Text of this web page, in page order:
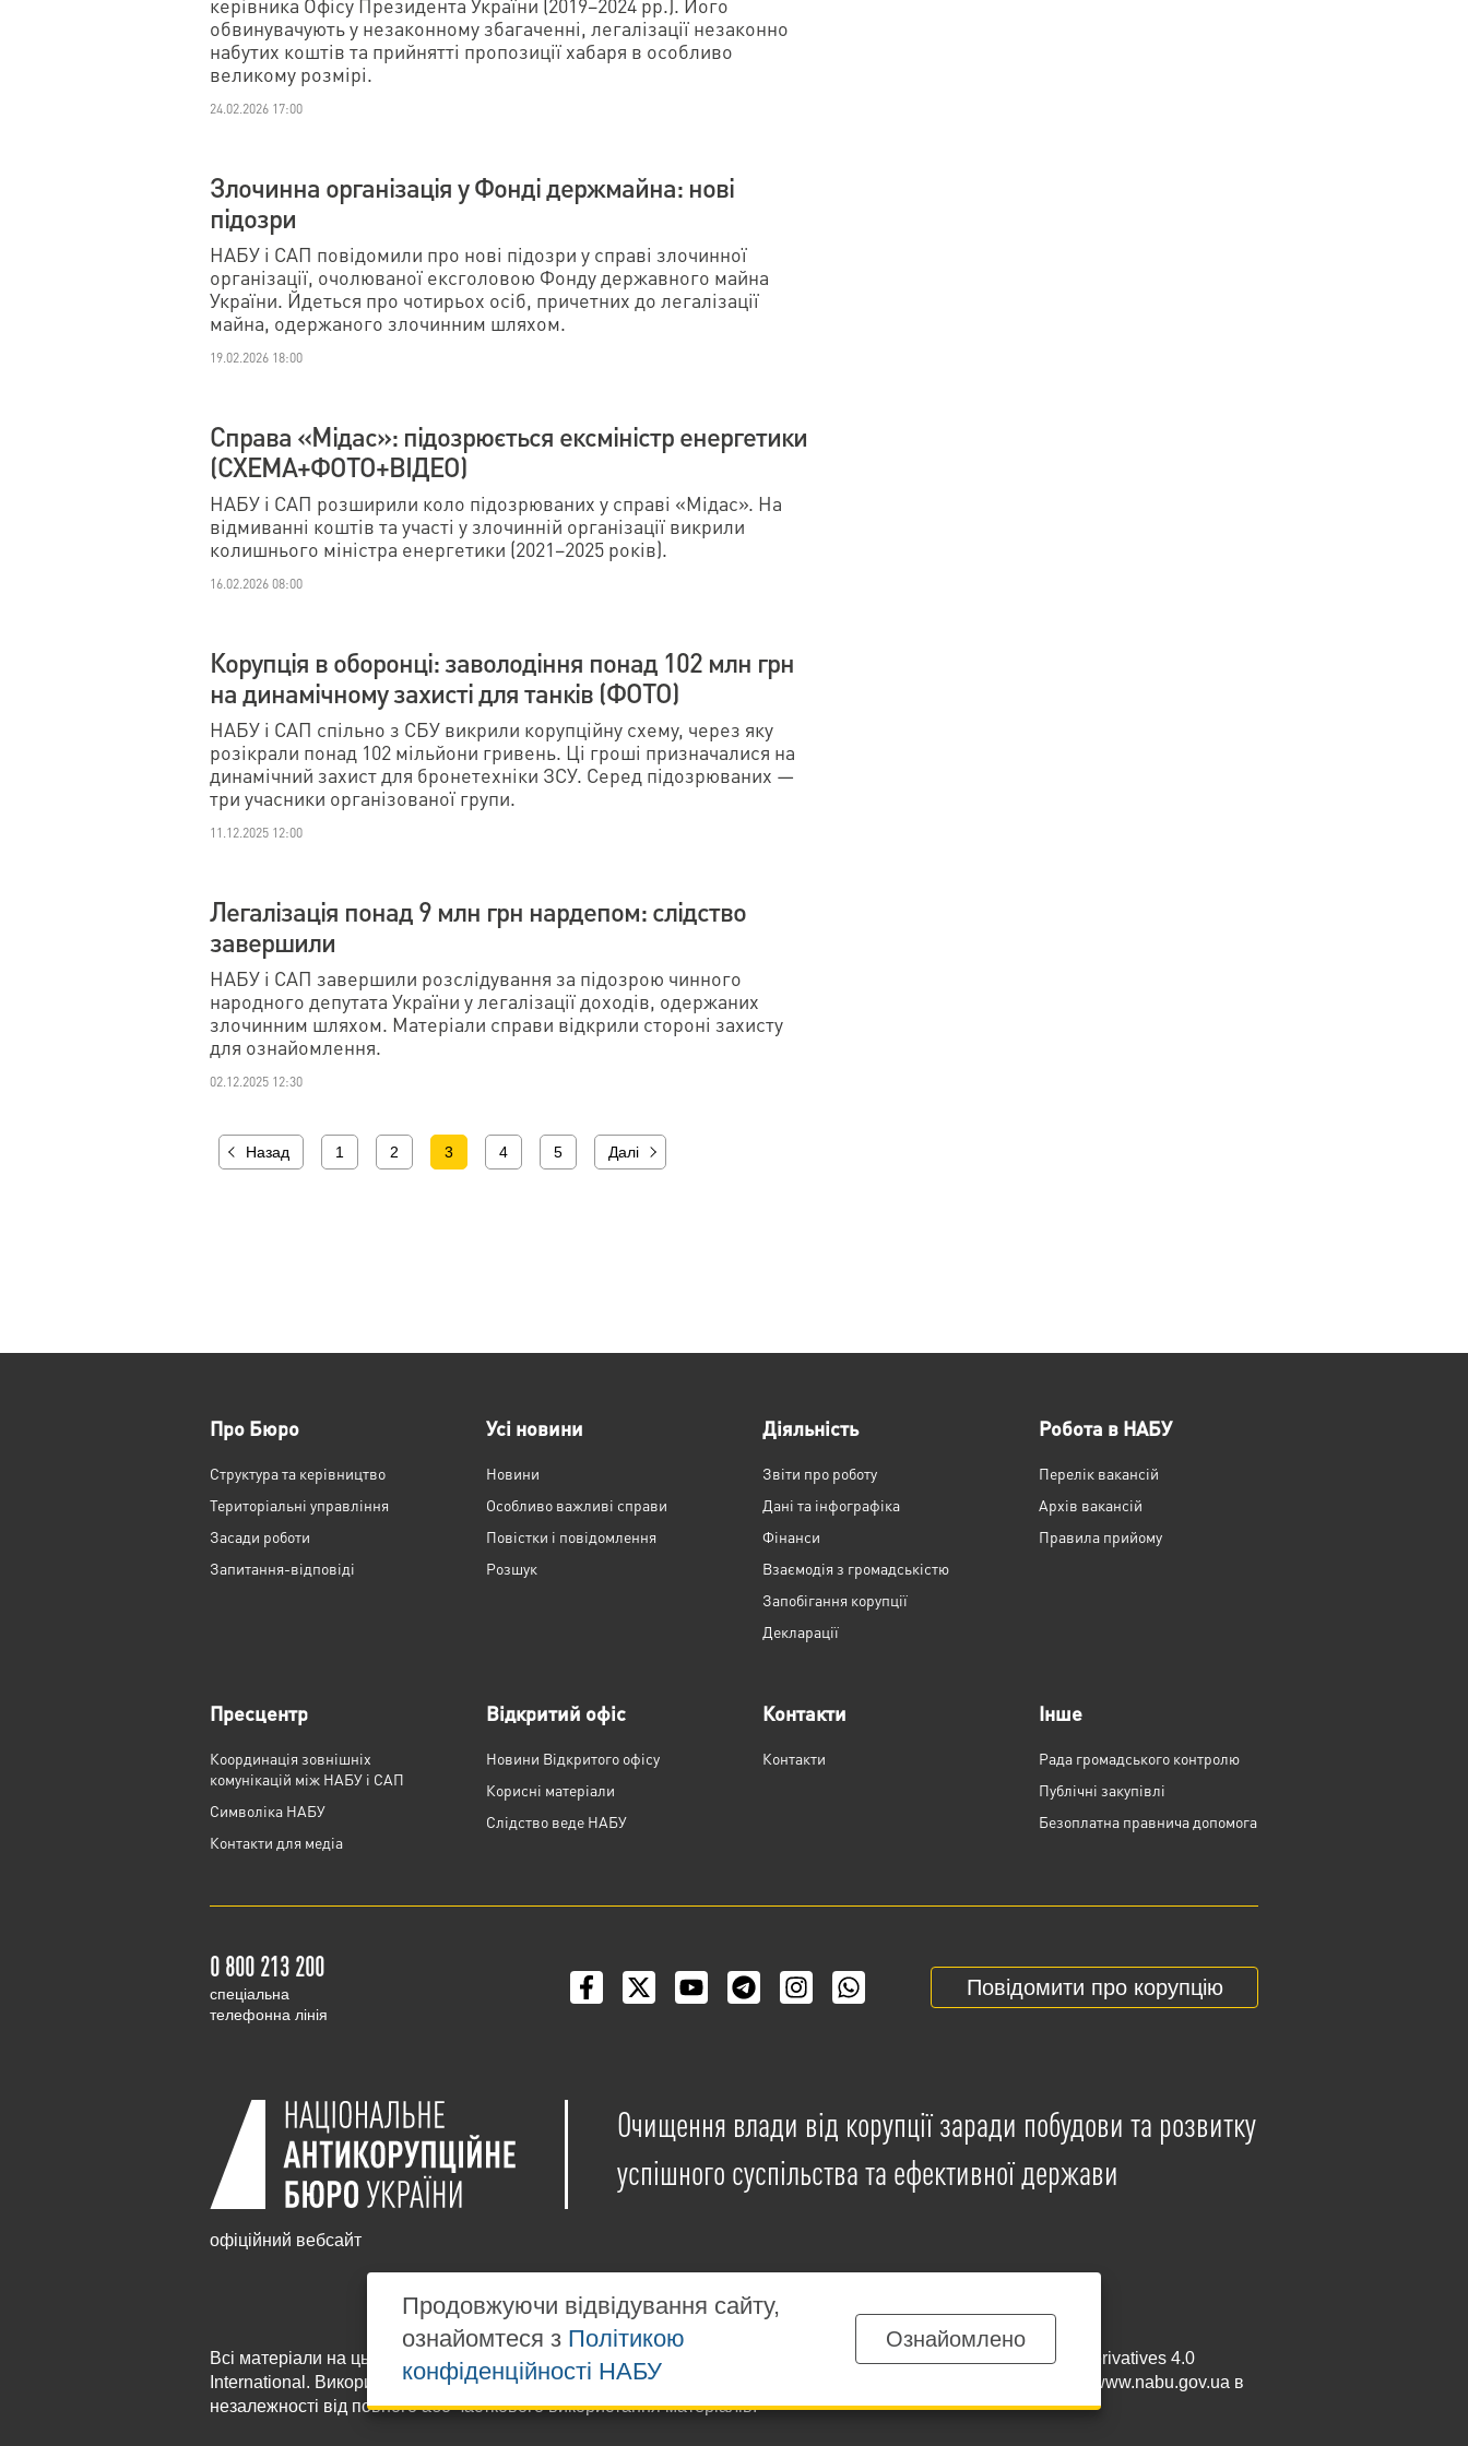
обвинувачують у незаконному збагаченні, легалізації незаконно
набутих коштів та прийнятті пропозиції хабаря в особливо
великому розмірі.
24.02.2026 17:00
Злочинна організація у Фонді держмайна: нові
підозри
НАБУ і САП повідомили про нові підозри у справі злочинної
організації, очолюваної ексголовою Фонду державного майна
України. Йдеться про чотирьох осіб, причетних до легалізації
майна, одержаного злочинним шляхом.
19.02.2026 18:00
Справа «Мідас»: підозрюється ексміністр енергетики
(СХЕМА+ФОТО+ВІДЕО)
НАБУ і САП розширили коло підозрюваних у справі «Мідас». На
відмиванні коштів та участі у злочинній організації викрили
колишнього міністра енергетики (2021–2025 років).
16.02.2026 08:00
Корупція в оборонці: заволодіння понад 102 млн грн
на динамічному захисті для танків (ФОТО)
НАБУ і САП спільно з СБУ викрили корупційну схему, через яку
розікрали понад 102 мільйони гривень. Ці гроші призначалися на
динамічний захист для бронетехніки ЗСУ. Серед підозрюваних —
три учасники організованої групи.
11.12.2025 12:00
Легалізація понад 9 млн грн нардепом: слідство
завершили
НАБУ і САП завершили розслідування за підозрою чинного
народного депутата України у легалізації доходів, одержаних
злочинним шляхом. Матеріали справи відкрили стороні захисту
для ознайомлення.
02.12.2025 12:30
Назад 1 2 3 4 5 Далі
Про Бюро
Структура та керівництво
Територіальні управління
Засади роботи
Запитання-відповіді
Усі новини
Новини
Особливо важливі справи
Повістки і повідомлення
Розшук
Діяльність
Звіти про роботу
Дані та інфографіка
Фінанси
Взаємодія з громадськістю
Запобігання корупції
Декларації
Робота в НАБУ
Перелік вакансій
Архів вакансій
Правила прийому
Пресцентр
Координація зовнішніх
комунікацій між НАБУ і САП
Cимволіка НАБУ
Контакти для медіа
Відкритий офіс
Новини Відкритого офісу
Корисні матеріали
Слідство веде НАБУ
Контакти
Контакти
Інше
Рада громадського контролю
Публічні закупівлі
Безоплатна правнича допомога
0 800 213 200
cпеціальна
телефонна лінія
Повідомити про корупцію
офіційний вебсайт
Очищення влади від корупції заради побудови та розвитку
успішного суспільства та ефективної держави
Всі матеріали на цьому сайті розміщені на умовах ліцензії
Creative Commons Attribution-NonCommercial-NoDerivatives 4.0
International . Використання будь-яких матеріалів, розміщених на сайті, дозволяється за умови посилання на www.nabu.gov.ua в
незалежності від повного або часткового використання матеріалів.
Продовжуючи відвідування сайту,
ознайомтеся з Політикою
конфіденційності НАБУ
Ознайомлено